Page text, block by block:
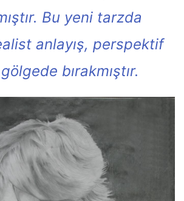
Bu yeni tarzda
anlayış, perspektif
bırakmıştır.